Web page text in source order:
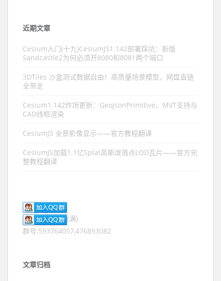
近期文章
Cesium入门(十九)CesiumJS1.142部署踩坑：新版
Sandcastle2为何必须开8080和8081两个端口
3DTiles 沙盒测试数据自由！高质量场景模型，网盘直链
全带走
Cesium1.142炸场更新：GeoJsonPrimitive、MVT支持与
CAD线框渲染
CesiumJS 全景影像显示——官方教程翻译
CesiumJS加载1.1亿Splat高斯泼溅点LOD瓦片——官方完
整教程翻译
(满)
群号:593764057,476893082
文章归档